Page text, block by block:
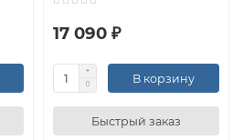
17 090 ₽
В корзину
Быстрый заказ